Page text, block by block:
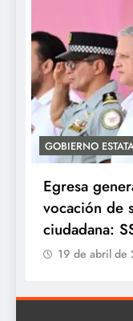
GOBIERNO
Egresa
vocación de
ciudadana:
19 de abril de